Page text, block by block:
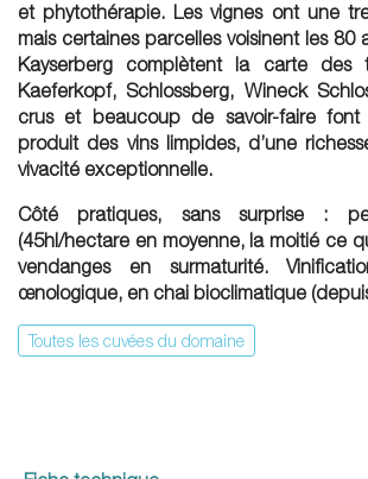
et phytothérapie. Les vignes ont une
mais certaines parcelles voisinent les 80
Kayserberg complètent la carte des
Kaeferkopf, Schlossberg, Wineck
crus et beaucoup de savoir-faire
produit des vins limpides, d’une
vivacité exceptionnelle.
Côté pratiques, sans surprise :
(45hl/hectare en moyenne, la moitié ce
vendanges en surmaturité.
œnologique, en chai bioclimatique
Toutes les cuvées du domaine